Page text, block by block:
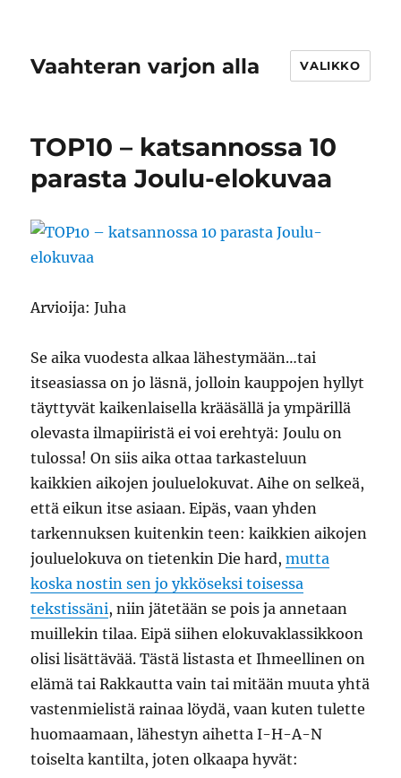
Vaahteran varjon alla VALIKKO
TOP10 – katsannossa 10
parasta Joulu-elokuvaa
Arvioija: Juha
Se aika vuodesta alkaa lähestymään…tai
itseasiassa on jo läsnä, jolloin kauppojen hyllyt
täyttyvät kaikenlaisella krääsällä ja ympärillä
olevasta ilmapiiristä ei voi erehtyä: Joulu on
tulossa! On siis aika ottaa tarkasteluun
kaikkien aikojen jouluelokuvat. Aihe on selkeä,
että eikun itse asiaan. Eipäs, vaan yhden
tarkennuksen kuitenkin teen: kaikkien aikojen
jouluelokuva on tietenkin Die hard,mutta
koska nostin sen jo ykköseksi toisessa
tekstissäni, niin jätetään se pois ja annetaan
muillekin tilaa. Eipä siihen elokuvaklassikkoon
olisi lisättävää. Tästä listasta et Ihmeellinen on
elämä tai Rakkautta vain tai mitään muuta yhtä
vastenmielistä rainaa löydä, vaan kuten tulette
huomaamaan, lähestyn aihetta I-H-A-N
toiselta kantilta, joten olkaapa hyvät: